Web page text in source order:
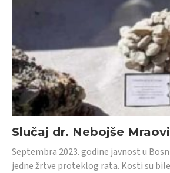
Slučaj dr. Nebojše
Septembra 2023. godine javnost u
jedne žrtve proteklog rata. Kosti su